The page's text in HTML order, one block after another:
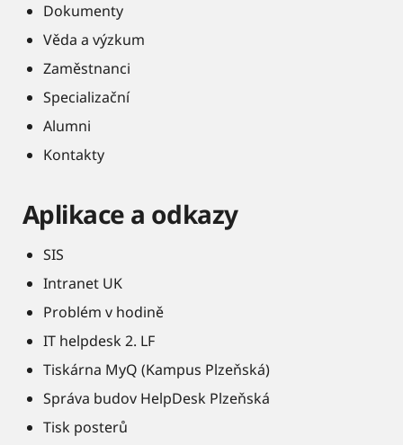
Dokumenty
Věda a výzkum
Zaměstnanci
Specializační
Alumni
Kontakty
Aplikace a odkazy
SIS
Intranet UK
Problém v hodině
IT helpdesk 2. LF
Tiskárna MyQ (Kampus Plzeňská)
Správa budov HelpDesk Plzeňská
Tisk posterů